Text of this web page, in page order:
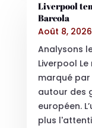
Liverpool
Barcola
Août 8, 2026
Analysons
Liverpool
marqué
autour des
européen.
plus